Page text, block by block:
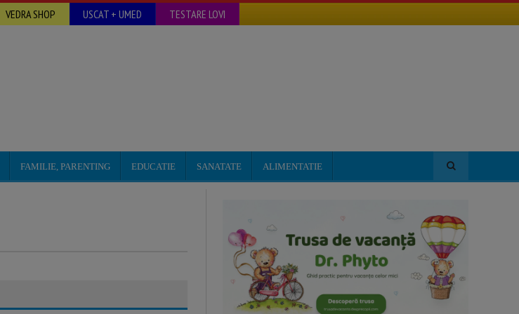
VEDRA SHOP USCAT + UMED TESTARE LOVI
FAMILIE, PARENTING EDUCATIE SANATATE ALIMENTATIE